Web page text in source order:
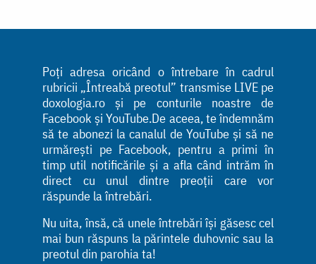
Poți adresa oricând o întrebare în cadrul
rubricii „Întreabă preotul” transmise LIVE pe
doxologia.ro și pe conturile noastre de
Facebook și YouTube.De aceea, te îndemnăm
să te abonezi la canalul de YouTube și să ne
urmărești pe Facebook, pentru a primi în
timp util notificările și a afla când intrăm în
direct cu unul dintre preoții care vor
răspunde la întrebări.
Nu uita, însă, că unele întrebări își găsesc cel
mai bun răspuns la părintele duhovnic sau la
preotul din parohia ta!